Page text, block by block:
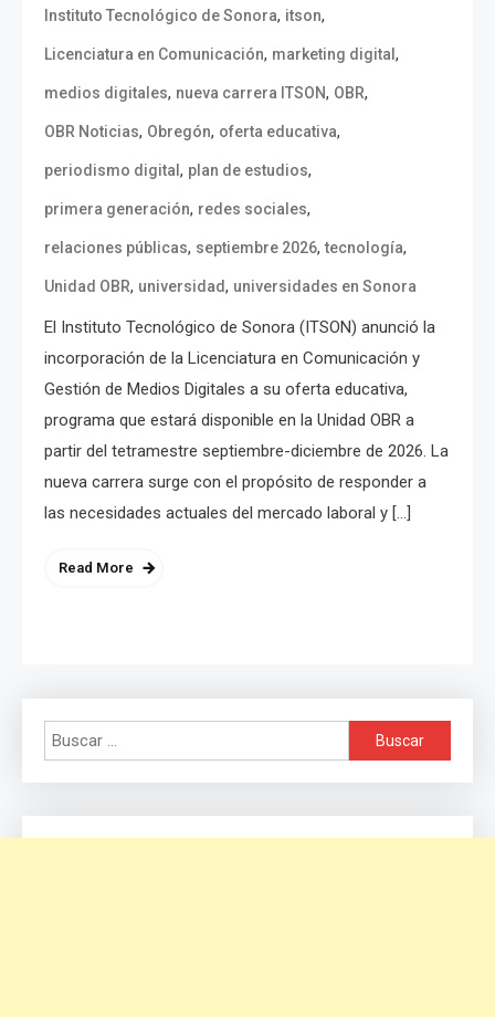
Instituto Tecnológico de Sonora, itson,
Licenciatura en Comunicación, marketing digital ,
medios digitales, nueva carrera ITSON, OBR,
OBR Noticias, Obregón, oferta educativa,
periodismo digital , plan de estudios,
primera generación, redes sociales,
relaciones públicas, septiembre 2026,tecnología,
Unidad OBR, universidad, universidades en Sonora
El Instituto Tecnológico de Sonora (ITSON) anunció la
incorporación de la Licenciatura en Comunicación y
Gestión de Medios Digitales a su oferta educativa,
programa que estará disponible en la Unidad OBR a
partir del tetramestre septiembre-diciembre de 2026. La
nueva carrera surge con el propósito de responder a
las necesidades actuales del mercado laboral y […]
Read More
Buscar: